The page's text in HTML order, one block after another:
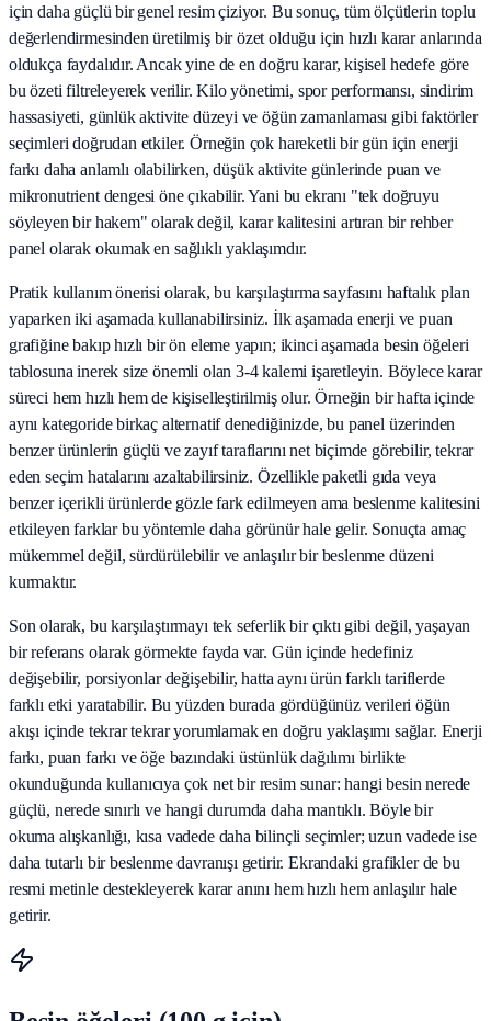
için daha güçlü bir genel resim çiziyor. Bu sonuç, tüm ölçütlerin toplu
değerlendirmesinden üretilmiş bir özet olduğu için hızlı karar anlarında
oldukça faydalıdır. Ancak yine de en doğru karar, kişisel hedefe göre
bu özeti filtreleyerek verilir. Kilo yönetimi, spor performansı, sindirim
hassasiyeti, günlük aktivite düzeyi ve öğün zamanlaması gibi faktörler
seçimleri doğrudan etkiler. Örneğin çok hareketli bir gün için enerji
farkı daha anlamlı olabilirken, düşük aktivite günlerinde puan ve
mikronutrient dengesi öne çıkabilir. Yani bu ekranı "tek doğruyu
söyleyen bir hakem" olarak değil, karar kalitesini artıran bir rehber
panel olarak okumak en sağlıklı yaklaşımdır.
Pratik kullanım önerisi olarak, bu karşılaştırma sayfasını haftalık plan
yaparken iki aşamada kullanabilirsiniz. İlk aşamada enerji ve puan
grafiğine bakıp hızlı bir ön eleme yapın; ikinci aşamada besin öğeleri
tablosuna inerek size önemli olan 3-4 kalemi işaretleyin. Böylece karar
süreci hem hızlı hem de kişiselleştirilmiş olur. Örneğin bir hafta içinde
aynı kategoride birkaç alternatif denediğinizde, bu panel üzerinden
benzer ürünlerin güçlü ve zayıf taraflarını net biçimde görebilir, tekrar
eden seçim hatalarını azaltabilirsiniz. Özellikle paketli gıda veya
benzer içerikli ürünlerde gözle fark edilmeyen ama beslenme kalitesini
etkileyen farklar bu yöntemle daha görünür hale gelir. Sonuçta amaç
mükemmel değil, sürdürülebilir ve anlaşılır bir beslenme düzeni
kurmaktır.
Son olarak, bu karşılaştırmayı tek seferlik bir çıktı gibi değil, yaşayan
bir referans olarak görmekte fayda var. Gün içinde hedefiniz
değişebilir, porsiyonlar değişebilir, hatta aynı ürün farklı tariflerde
farklı etki yaratabilir. Bu yüzden burada gördüğünüz verileri öğün
akışı içinde tekrar tekrar yorumlamak en doğru yaklaşımı sağlar. Enerji
farkı, puan farkı ve öğe bazındaki üstünlük dağılımı birlikte
okunduğunda kullanıcıya çok net bir resim sunar: hangi besin nerede
güçlü, nerede sınırlı ve hangi durumda daha mantıklı. Böyle bir
okuma alışkanlığı, kısa vadede daha bilinçli seçimler; uzun vadede ise
daha tutarlı bir beslenme davranışı getirir. Ekrandaki grafikler de bu
resmi metinle destekleyerek karar anını hem hızlı hem anlaşılır hale
getirir.